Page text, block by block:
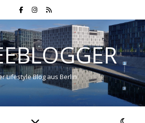
Lifestyle Blog aus Berlin